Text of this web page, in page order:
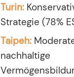
Turin:
Strategie (78%
Taipeh:
nachhaltige